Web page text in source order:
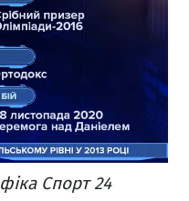
Спорт 24​​